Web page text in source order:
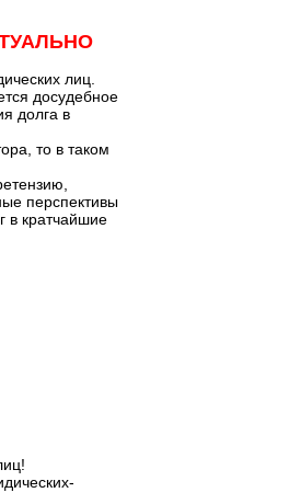
лиц.
досудебное
долга в
то в таком
перспективы
в кратчайшие